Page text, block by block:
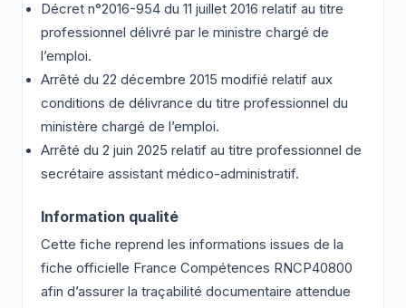
Décret n°2016-954 du 11 juillet 2016 relatif au titre
professionnel délivré par le ministre chargé de
l’emploi.
Arrêté du 22 décembre 2015 modifié relatif aux
conditions de délivrance du titre professionnel du
ministère chargé de l’emploi.
Arrêté du 2 juin 2025 relatif au titre professionnel de
secrétaire assistant médico-administratif.
Information qualité
Cette fiche reprend les informations issues de la
fiche officielle France Compétences RNCP40800
afin d’assurer la traçabilité documentaire attendue